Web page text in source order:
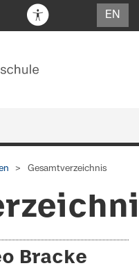
EN
Gesamtverzeichnis
Bracke